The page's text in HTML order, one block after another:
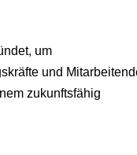
um
und
zukunftsfähig